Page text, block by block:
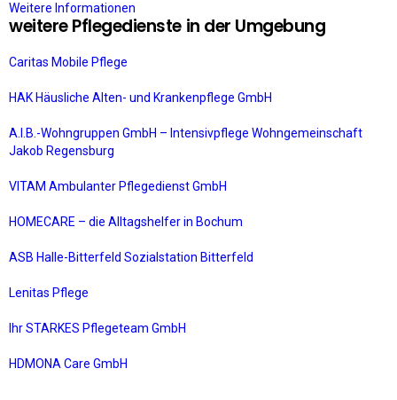
Weitere Informationen
weitere Pflegedienste in der Umgebung
Caritas Mobile Pflege
HAK Häusliche Alten- und Krankenpflege GmbH
A.I.B.-Wohngruppen GmbH – Intensivpflege Wohngemeinschaft
Jakob Regensburg
VITAM Ambulanter Pflegedienst GmbH
HOMECARE – die Alltagshelfer in Bochum
ASB Halle-Bitterfeld Sozialstation Bitterfeld
Lenitas Pflege
Ihr STARKES Pflegeteam GmbH
HDMONA Care GmbH